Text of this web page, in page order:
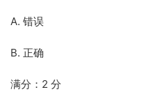
A. 错误
B. 正确
满分：2 分